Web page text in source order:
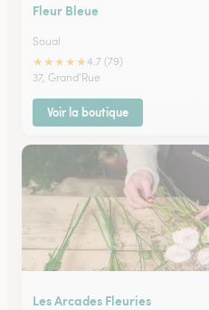
Fleur Bleue
Soual
★★★★★4.7 (79)
37, Grand'Rue
Voir la boutique
Les Arcades Fleuries